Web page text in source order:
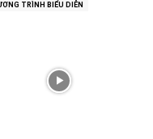
TRÌNH BIỂU DIỄN